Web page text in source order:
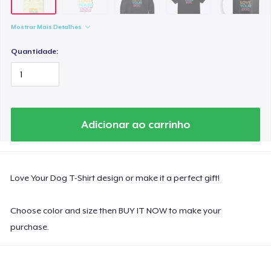
Mostrar Mais Detalhes
Quantidade:
Adicionar ao carrinho
Love Your Dog T-Shirt design or make it a perfect gift!
Choose color and size then BUY IT NOW to make your
purchase.
Women's Flowy Tank Top